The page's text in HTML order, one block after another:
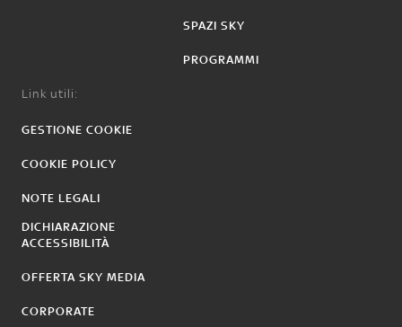
SPAZI SKY
PROGRAMMI
Link utili:
GESTIONE COOKIE
COOKIE POLICY
NOTE LEGALI
DICHIARAZIONE
ACCESSIBILITÀ
OFFERTA SKY MEDIA
CORPORATE